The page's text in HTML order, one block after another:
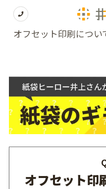
オフセット印刷につい
オフセット印